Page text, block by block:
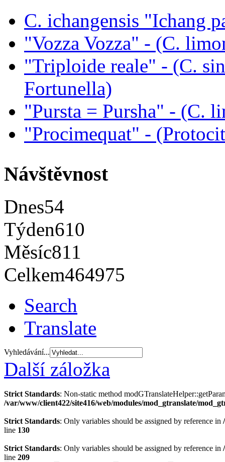
C. ichangensis "Ichang
"Vozza Vozza" - (C.
"Triploide reale" - (C.
Fortunella)
"Pursta = Pursha" - (C.
"Procimequat" -
Návštěvnost
Dnes54
Týden610
Měsíc811
Celkem464975
Search
Translate
Vyhledávání...
Další záložka
Strict Standards: Non-static method
/var/www/client422/site416/web/modules/mod_gtranslate/
Strict Standards: Only variables should be assigned by reference in
line 130
Strict Standards: Only variables should be assigned by reference in
line 209